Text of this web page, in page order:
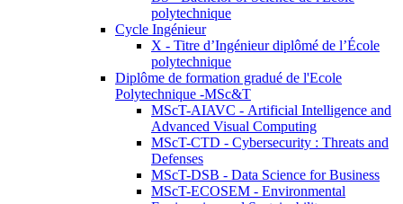
polytechnique
Cycle Ingénieur
X - Titre d’Ingénieur diplômé de l’École
polytechnique
Diplôme de formation gradué de l'Ecole
Polytechnique -MSc&T
MScT-AIAVC - Artificial Intelligence and
Advanced Visual Computing
MScT-CTD - Cybersecurity : Threats and
Defenses
MScT-DSB - Data Science for Business
MScT-ECOSEM - Environmental